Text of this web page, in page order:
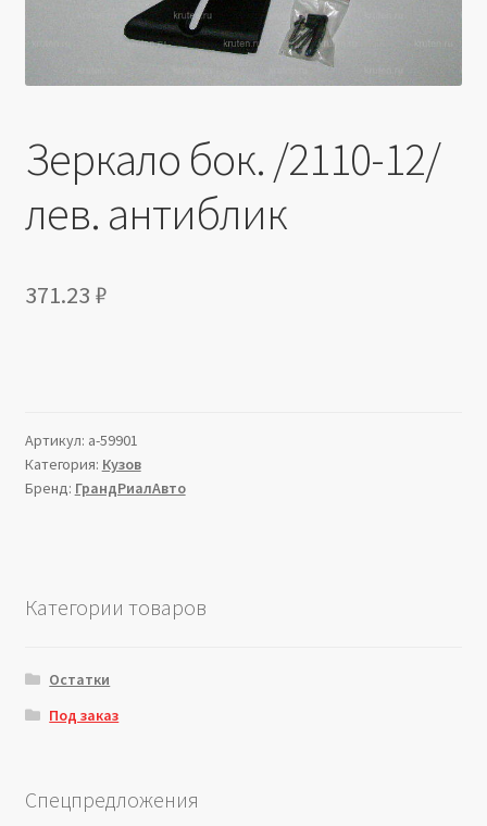
Зеркало бок. /2110-12/
лев. антиблик
371.23 ₽
Артикул: a-59901
Категория: Кузов
Бренд: ГрандРиалАвто
Категории товаров
Остатки
Под заказ
Спецпредложения